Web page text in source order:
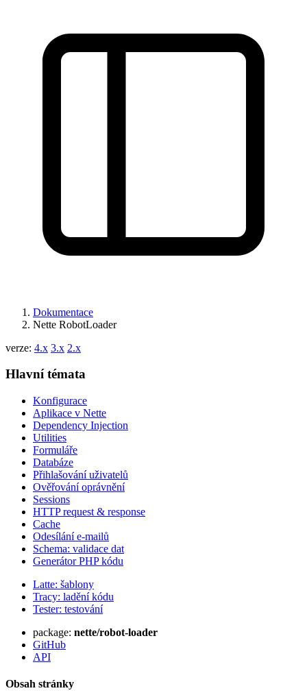
Dokumentace
Nette RobotLoader
verze: 4.x 3.x 2.x
Hlavní témata
Konfigurace
Aplikace v Nette
Dependency Injection
Utilities
Formuláře
Databáze
Přihlašování uživatelů
Ověřování oprávnění
Sessions
HTTP request & response
Cache
Odesílání e-mailů
Schema: validace dat
Generátor PHP kódu
Latte: šablony
Tracy: ladění kódu
Tester: testování
package: nette/robot-loader
GitHub
API
Obsah stránky